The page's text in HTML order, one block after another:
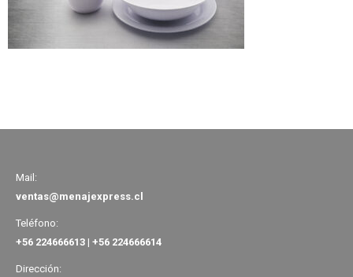
Mail:
ventas@menajexpress.cl
Teléfono:
+56 224666613 | +56 224666614
Dirección: